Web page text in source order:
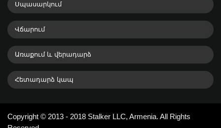
Սպասարկում
Վճարում
Առաքում և վերադարձ
Հետադարձ կապ
Copyright © 2013 - 2018 Stalker LLC, Armenia. All Rights